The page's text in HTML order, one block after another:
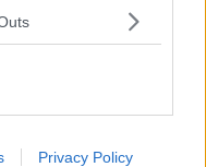
Privacy Policy
- considerato che la
affidataria dei lavori di
concludersi
dei ragazzi, per
p.v".